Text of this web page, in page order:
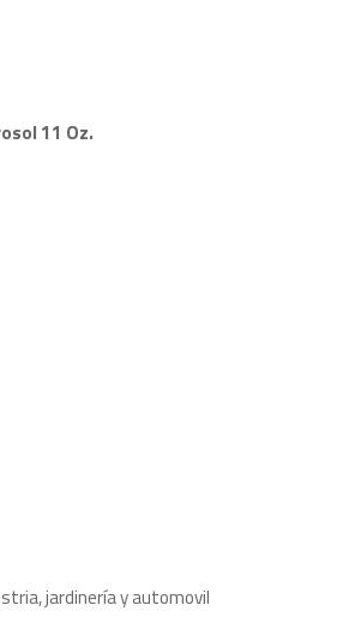
11 Oz.
jardinería y automovil